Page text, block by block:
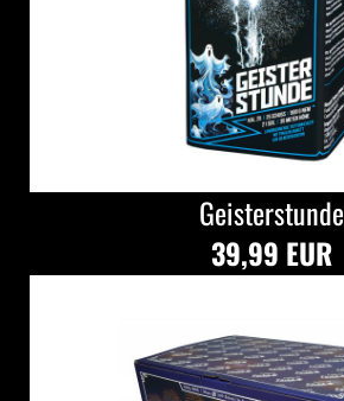
Geisterstunde
39,99 EUR